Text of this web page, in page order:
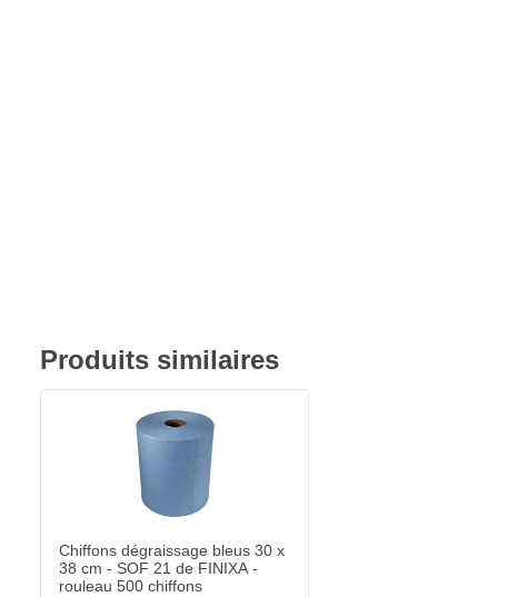
Produits similaires
Chiffons dégraissage bleus 30 x
38 cm - SOF 21 de FINIXA -
rouleau 500 chiffons